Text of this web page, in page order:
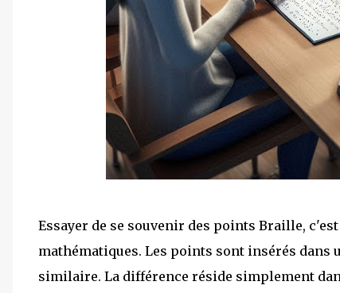
Essayer de se souvenir des points Braille,
mathématiques. Les points sont insérés dans
similaire. La différence réside simplement